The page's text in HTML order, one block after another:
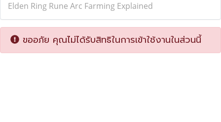
Elden Ring Rune Arc Farming Explained
ขออภัย คุณไม่ได้รับสิทธิในการเข้าใช้งานในส่วนนี้